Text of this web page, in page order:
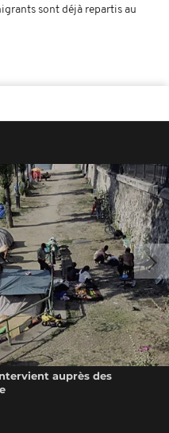
sont déjà repartis au
auprès des